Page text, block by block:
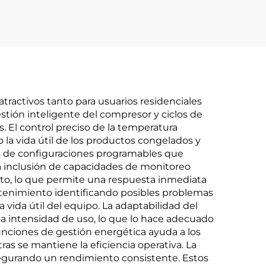
tanto para usuarios residenciales
inteligente del compresor y ciclos de
El control preciso de la temperatura
vida útil de los productos congelados y
configuraciones programables que
de capacidades de monitoreo
lo que permite una respuesta inmediata
identificando posibles problemas
vida útil del equipo. La adaptabilidad del
de uso, lo que lo hace adecuado
de gestión energética ayuda a los
se mantiene la eficiencia operativa. La
un rendimiento consistente. Estos